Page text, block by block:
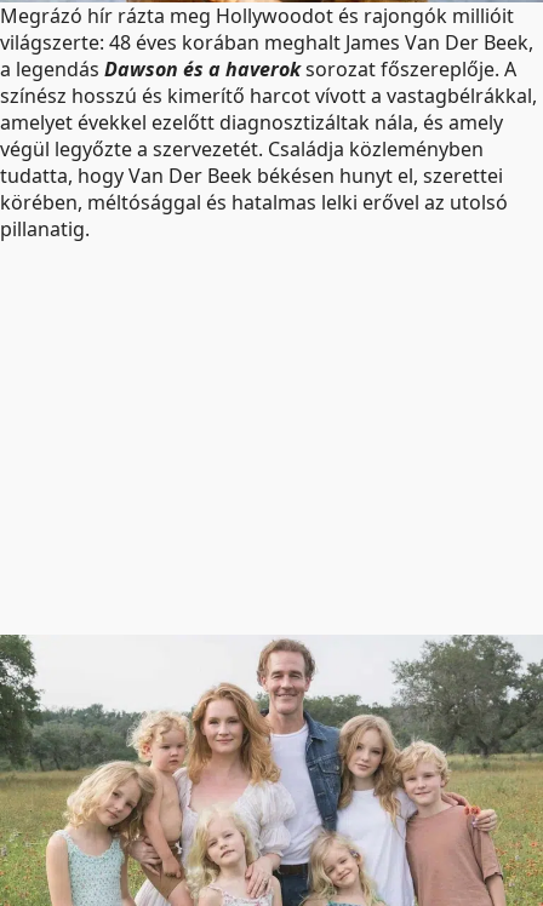
Megrázó hír rázta meg Hollywoodot és rajongók millióit
világszerte: 48 éves korában meghalt James Van Der Beek,
a legendás Dawson és a haveroksorozat főszereplője. A
színész hosszú és kimerítő harcot vívott a vastagbélrákkal,
amelyet évekkel ezelőtt diagnosztizáltak nála, és amely
végül legyőzte a szervezetét. Családja közleményben
tudatta, hogy Van Der Beek békésen hunyt el, szerettei
körében, méltósággal és hatalmas lelki erővel az utolsó
pillanatig.